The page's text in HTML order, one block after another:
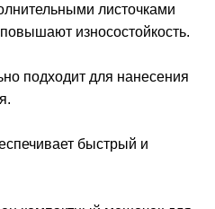
листочками
износостойкость.
подходит для нанесения
быстрый и